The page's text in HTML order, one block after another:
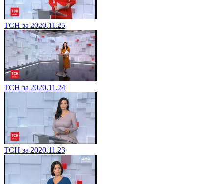
ТСН за 2020.11.25
ТСН за 2020.11.24
ТСН за 2020.11.23